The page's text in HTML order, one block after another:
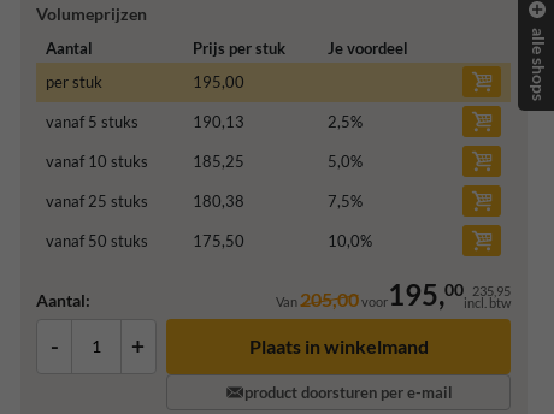
Volumeprijzen
Aantal Prijs per stuk
Je voordeel
per stuk
195,00
vanaf 5 stuks 190,13 2,5%
vanaf 10 stuks 185,25 5,0%
vanaf 25 stuks 180,38 7,5%
vanaf 50 stuks 175,50 10,0%
Aantal: Van205,00voor195,00 235,95
incl. btw
- + Plaats in winkelmand
product doorsturen per e-mail
alle shops